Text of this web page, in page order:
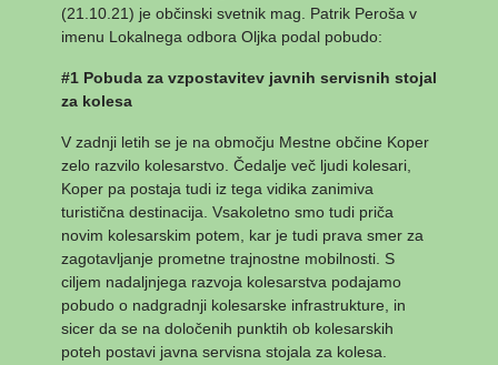
(21.10.21) je občinski svetnik mag. Patrik Peroša v
imenu Lokalnega odbora Oljka podal pobudo:
#1 Pobuda za vzpostavitev javnih servisnih stojal
za kolesa
V zadnji letih se je na območju Mestne občine Koper
zelo razvilo kolesarstvo. Čedalje več ljudi kolesari,
Koper pa postaja tudi iz tega vidika zanimiva
turistična destinacija. Vsakoletno smo tudi priča
novim kolesarskim potem, kar je tudi prava smer za
zagotavljanje prometne trajnostne mobilnosti. S
ciljem nadaljnjega razvoja kolesarstva podajamo
pobudo o nadgradnji kolesarske infrastrukture, in
sicer da se na določenih punktih ob kolesarskih
poteh postavi javna servisna stojala za kolesa.